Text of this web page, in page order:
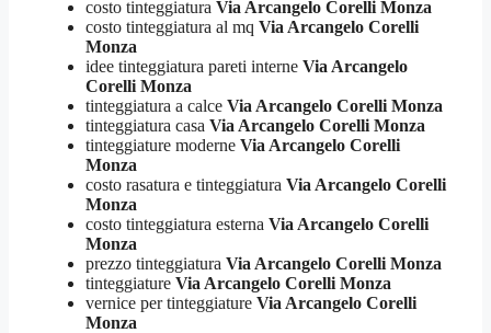
costo tinteggiatura Via Arcangelo Corelli Monza
costo tinteggiatura al mq Via Arcangelo Corelli
Monza
idee tinteggiatura pareti interne Via Arcangelo
Corelli Monza
tinteggiatura a calce Via Arcangelo Corelli Monza
tinteggiatura casa Via Arcangelo Corelli Monza
tinteggiature moderne Via Arcangelo Corelli
Monza
costo rasatura e tinteggiatura Via Arcangelo Corelli
Monza
costo tinteggiatura esterna Via Arcangelo Corelli
Monza
prezzo tinteggiatura Via Arcangelo Corelli Monza
tinteggiature Via Arcangelo Corelli Monza
vernice per tinteggiature Via Arcangelo Corelli
Monza